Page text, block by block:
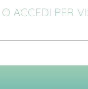
O ACCEDI PER